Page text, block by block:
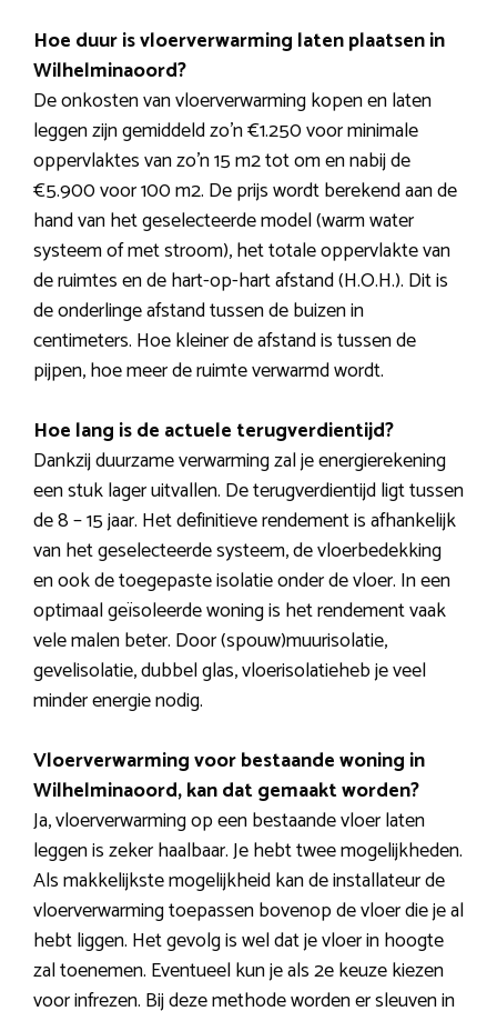
Hoe duur is vloerverwarming laten plaatsen in
Wilhelminaoord?
De onkosten van vloerverwarming kopen en laten
leggen zijn gemiddeld zo’n €1.250 voor minimale
oppervlaktes van zo’n 15 m2 tot om en nabij de
€5.900 voor 100 m2. De prijs wordt berekend aan de
hand van het geselecteerde model (warm water
systeem of met stroom), het totale oppervlakte van
de ruimtes en de hart-op-hart afstand (H.O.H.). Dit is
de onderlinge afstand tussen de buizen in
centimeters. Hoe kleiner de afstand is tussen de
pijpen, hoe meer de ruimte verwarmd wordt.
Hoe lang is de actuele terugverdientijd?
Dankzij duurzame verwarming zal je energierekening
een stuk lager uitvallen. De terugverdientijd ligt tussen
de 8 – 15 jaar. Het definitieve rendement is afhankelijk
van het geselecteerde systeem, de vloerbedekking
en ook de toegepaste isolatie onder de vloer. In een
optimaal geïsoleerde woning is het rendement vaak
vele malen beter. Door (spouw)muurisolatie,
gevelisolatie, dubbel glas, vloerisolatieheb je veel
minder energie nodig.
Vloerverwarming voor bestaande woning in
Wilhelminaoord, kan dat gemaakt worden?
Ja, vloerverwarming op een bestaande vloer laten
leggen is zeker haalbaar. Je hebt twee mogelijkheden.
Als makkelijkste mogelijkheid kan de installateur de
vloerverwarming toepassen bovenop de vloer die je al
hebt liggen. Het gevolg is wel dat je vloer in hoogte
zal toenemen. Eventueel kun je als 2e keuze kiezen
voor infrezen. Bij deze methode worden er sleuven in